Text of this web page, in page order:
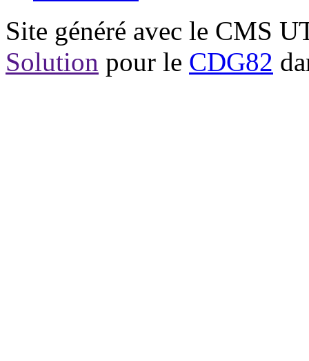
Site généré avec le CMS
Solution pour le CDG82